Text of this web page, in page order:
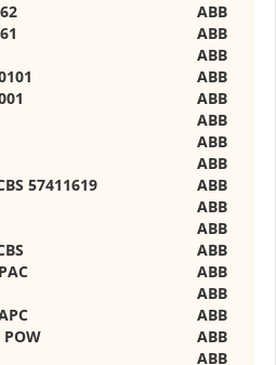
ABB
ABB
ABB
ABB
ABB
ABB
ABB
ABB
57411619
ABB
ABB
ABB
ABB
ABB
ABB
ABB
POW
ABB
ABB